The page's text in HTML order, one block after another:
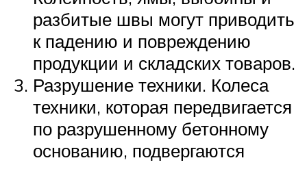
разбитые швы могут приводить
к падению и повреждению
продукции и складских товаров.
Разрушение техники. Колеса
техники, которая передвигается
по разрушенному бетонному
основанию, подвергаются